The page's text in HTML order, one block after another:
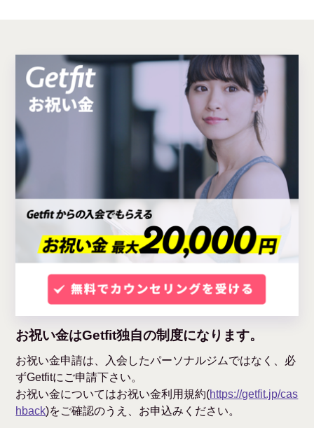
お祝い金はGetfit独自の制度になります。
お祝い金申請は、入会したパーソナルジムではなく、必
ずGetfitにご申請下さい。
お祝い金についてはお祝い金利用規約(https://getfit.jp/cas
hback)をご確認のうえ、お申込みください。